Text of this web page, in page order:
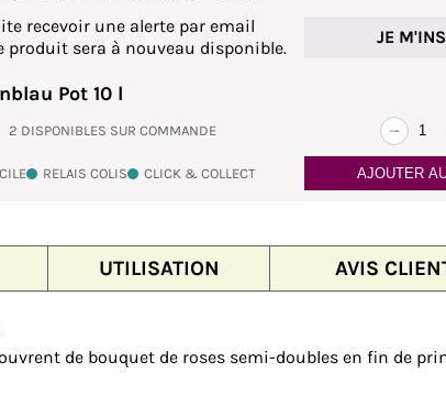
recevoir une alerte par email
produit sera à nouveau disponible.
JE
Pot 10 l
2 DISPONIBLES SUR COMMANDE -
RELAIS COLIS CLICK & COLLECT AJOUTER
UTILISATION AVIS
de bouquet de roses semi-doubles en fin de